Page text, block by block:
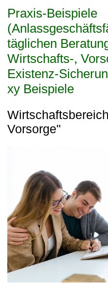
Praxis-Beispiele
täglichen
Wirtschafts-,
Existenz-
xy Beispiele
Vorsorge"